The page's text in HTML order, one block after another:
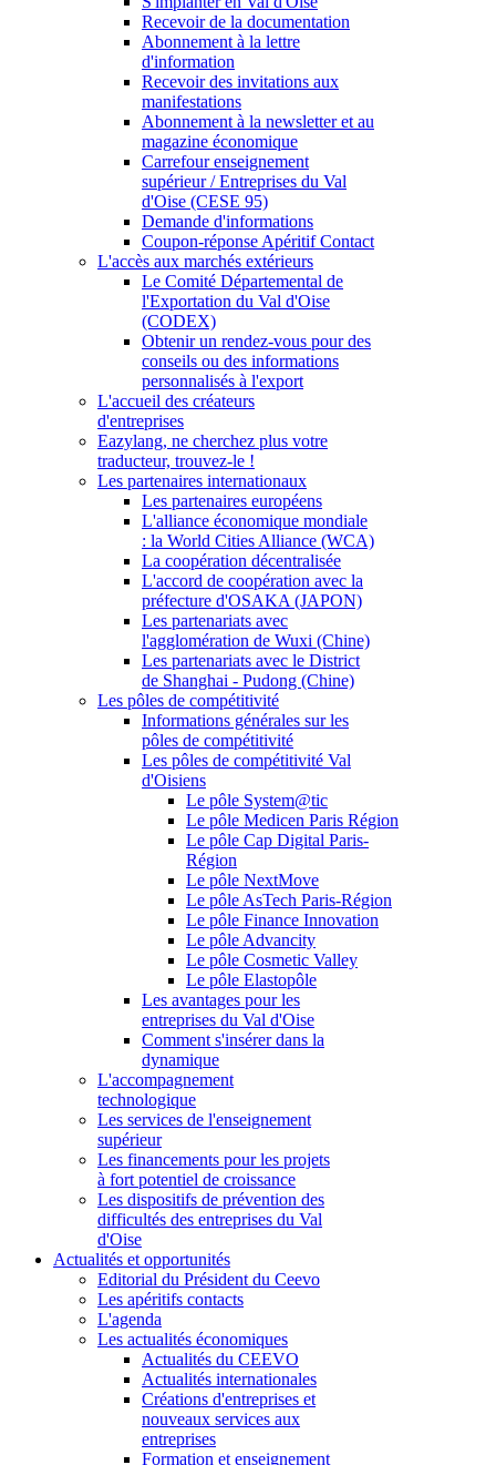
Recevoir de la documentation
Abonnement à la lettre
d'information
Recevoir des invitations aux
manifestations
Abonnement à la newsletter et au
magazine économique
Carrefour enseignement
supérieur / Entreprises du Val
d'Oise (CESE 95)
Demande d'informations
Coupon-réponse Apéritif Contact
L'accès aux marchés extérieurs
Le Comité Départemental de
l'Exportation du Val d'Oise
(CODEX)
Obtenir un rendez-vous pour des
conseils ou des informations
personnalisés à l'export
L'accueil des créateurs
d'entreprises
Eazylang, ne cherchez plus votre
traducteur, trouvez-le !
Les partenaires internationaux
Les partenaires européens
L'alliance économique mondiale
: la World Cities Alliance (WCA)
La coopération décentralisée
L'accord de coopération avec la
préfecture d'OSAKA (JAPON)
Les partenariats avec
l'agglomération de Wuxi (Chine)
Les partenariats avec le District
de Shanghai - Pudong (Chine)
Les pôles de compétitivité
Informations générales sur les
pôles de compétitivité
Les pôles de compétitivité Val
d'Oisiens
Le pôle System@tic
Le pôle Medicen Paris Région
Le pôle Cap Digital Paris-
Région
Le pôle NextMove
Le pôle AsTech Paris-Région
Le pôle Finance Innovation
Le pôle Advancity
Le pôle Cosmetic Valley
Le pôle Elastopôle
Les avantages pour les
entreprises du Val d'Oise
Comment s'insérer dans la
dynamique
L'accompagnement
technologique
Les services de l'enseignement
supérieur
Les financements pour les projets
à fort potentiel de croissance
Les dispositifs de prévention des
difficultés des entreprises du Val
d'Oise
Actualités et opportunités
Editorial du Président du Ceevo
Les apéritifs contacts
L'agenda
Les actualités économiques
Actualités du CEEVO
Actualités internationales
Créations d'entreprises et
nouveaux services aux
entreprises
Formation et enseignement